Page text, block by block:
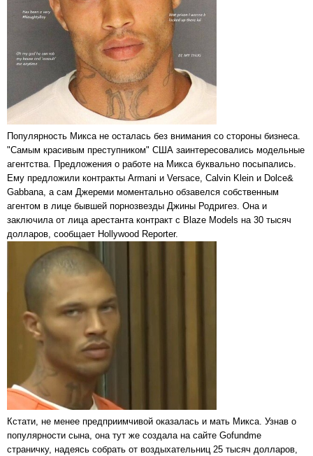
Популярность Микса не осталась без внимания со стороны бизнеса.
"Самым красивым преступником" США заинтересовались модельные
агентства. Предложения о работе на Микса буквально посыпались.
Ему предложили контракты Armani и Versace, Calvin Klein и Dolce&
Gabbana, а сам Джереми моментально обзавелся собственным
агентом в лице бывшей порнозвезды Джины Родригез. Она и
заключила от лица арестанта контракт с Blaze Models на 30 тысяч
долларов, сообщает Hollywood Reporter.
Кстати, не менее предприимчивой оказалась и мать Микса. Узнав о
популярности сына, она тут же создала на сайте Gofundme
страничку, надеясь собрать от воздыхательниц 25 тысяч долларов,